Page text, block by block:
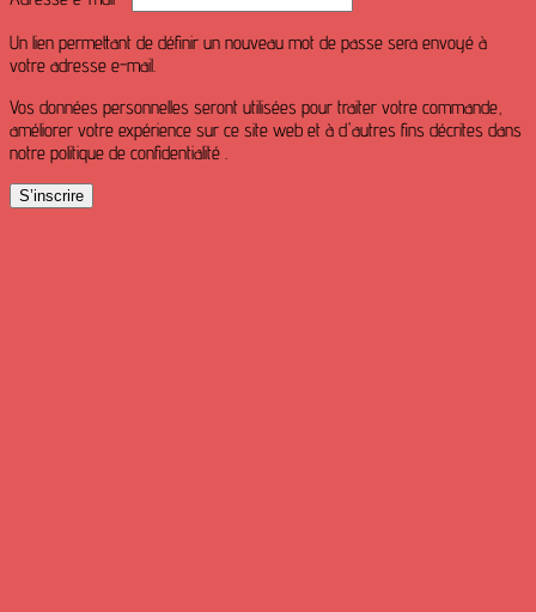
Un lien permettant de définir un nouveau mot de passe sera envoyé à
votre adresse e-mail.
Vos données personnelles seront utilisées pour traiter votre commande,
améliorer votre expérience sur ce site web et à d'autres fins décrites dans
notre politique de confidentialité .
S’inscrire